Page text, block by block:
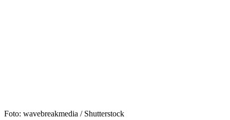
Foto: wavebreakmedia / Shutterstock